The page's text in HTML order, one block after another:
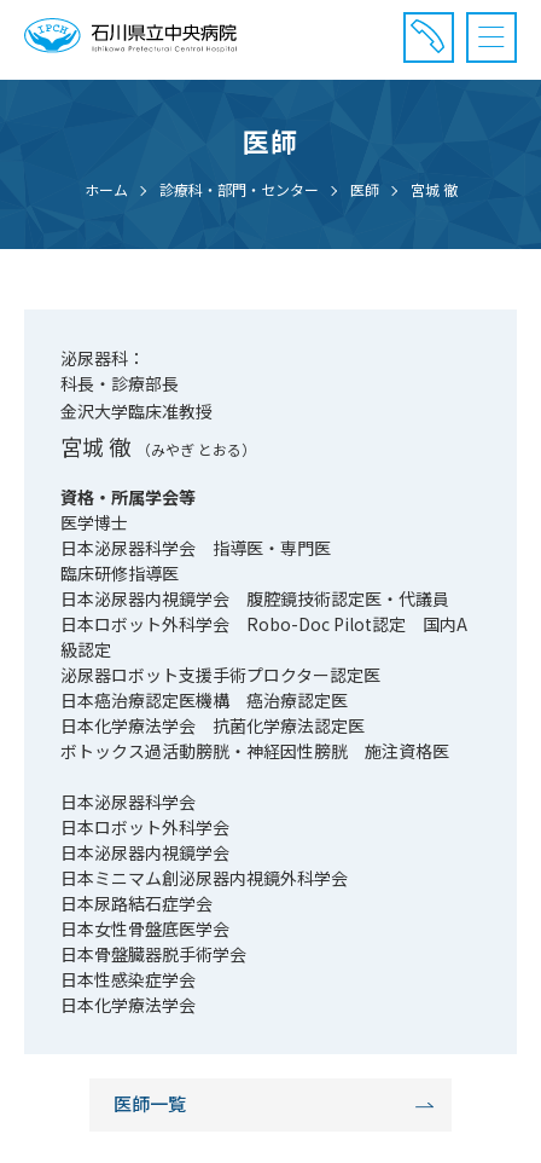
診療受付時間：午前8時20分〜午前11時20分まで
医師
ホーム 診療科・部門・センター 医師 宮城 徹
泌尿器科：
科長・診療部長
金沢大学臨床准教授
宮城 徹 （みやぎ とおる）
資格・所属学会等
医学博士
日本泌尿器科学会 指導医・専門医
臨床研修指導医
日本泌尿器内視鏡学会 腹腔鏡技術認定医・代議員
日本ロボット外科学会 Robo-Doc Pilot認定 国内A
級認定
泌尿器ロボット支援手術プロクター認定医
日本癌治療認定医機構 癌治療認定医
日本化学療法学会 抗菌化学療法認定医
ボトックス過活動膀胱・神経因性膀胱 施注資格医
日本泌尿器科学会
日本ロボット外科学会
日本泌尿器内視鏡学会
日本ミニマム創泌尿器内視鏡外科学会
日本尿路結石症学会
日本女性骨盤底医学会
日本骨盤臓器脱手術学会
日本性感染症学会
日本化学療法学会
医師一覧